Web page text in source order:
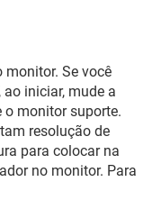
monitor. Se você
iniciar, mude a
o monitor suporte.
resolução de
para colocar na
no monitor. Para